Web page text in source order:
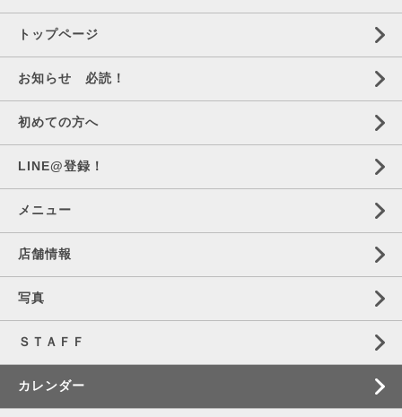
トップページ
お知らせ 必読！
初めての方へ
LINE@登録！
メニュー
店舗情報
写真
ＳＴＡＦＦ
カレンダー